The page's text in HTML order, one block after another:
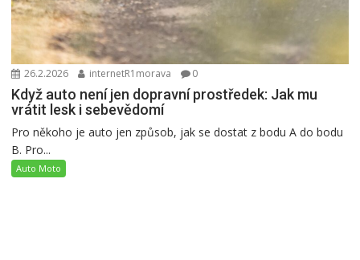
26.2.2026 internetR1morava 0
Když auto není jen dopravní prostředek: Jak mu
vrátit lesk i sebevědomí
Pro někoho je auto jen způsob, jak se dostat z bodu A do bodu
B. Pro...
Auto Moto